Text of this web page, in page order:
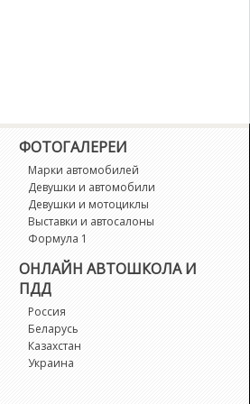
Coupe
Class
Class
Class AMG
Class
Class AMG
ФОТОГАЛЕРЕИ
Марки автомобилей
Девушки и автомобили
Девушки и мотоциклы
Выставки и автосалоны
Формула 1
ОНЛАЙН АВТОШКОЛА И
ПДД
Россия
Беларусь
Казахстан
Украина